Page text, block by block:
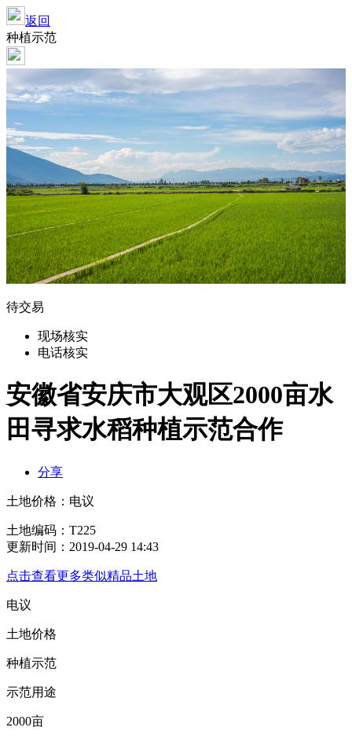
返回
种植示范
待交易
现场核实
电话核实
安徽省安庆市大观区2000亩水
田寻求水稻种植示范合作
分享
土地价格： 电议
土地编码：T225
更新时间：2019-04-29 14:43
点击查看更多类似精品土地
电议
土地价格
种植示范
示范用途
2000亩